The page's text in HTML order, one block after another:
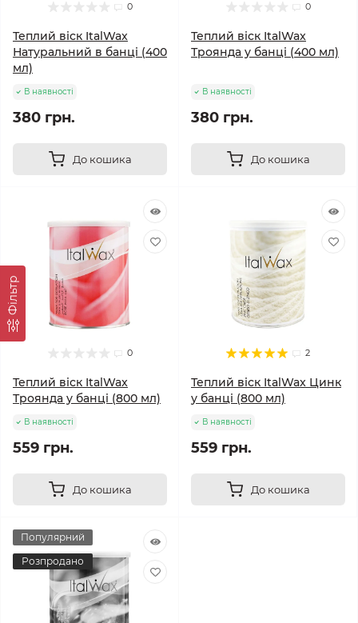
Фільтр
0
Теплий віск ItalWax
Натуральний в банці (400
мл)
В наявності
380 грн.
До кошика
0
Теплий віск ItalWax
Троянда у банці (400 мл)
В наявності
380 грн.
До кошика
0
Теплий віск ItalWax
Троянда у банці (800 мл)
В наявності
559 грн.
До кошика
2
Теплий віск ItalWax Цинк
у банці (800 мл)
В наявності
559 грн.
До кошика
Популярний
Розпродано